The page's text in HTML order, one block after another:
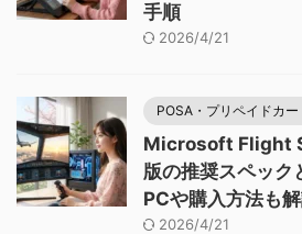
手順
2026/4/21
POSA・プリペイドカー
Microsoft Flight
版の推奨スペック
PCや購入方法も
2026/4/21